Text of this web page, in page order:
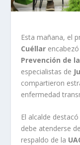
Esta mañana, el
Cuéllar
Prevención de
especialistas de
compartieron
enfermedad
El alcalde
debe atenderse
respaldo de la